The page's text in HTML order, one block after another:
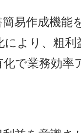
易作成機能
より、粗利
で業務効率